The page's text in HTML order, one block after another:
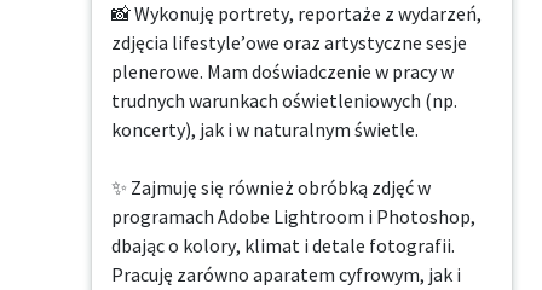
📸 Wykonuję portrety, reportaże z wydarzeń,
zdjęcia lifestyle’owe oraz artystyczne sesje
plenerowe. Mam doświadczenie w pracy w
trudnych warunkach oświetleniowych (np.
koncerty), jak i w naturalnym świetle.
✨ Zajmuję się również obróbką zdjęć w
programach Adobe Lightroom i Photoshop,
dbając o kolory, klimat i detale fotografii.
Pracuję zarówno aparatem cyfrowym, jak i